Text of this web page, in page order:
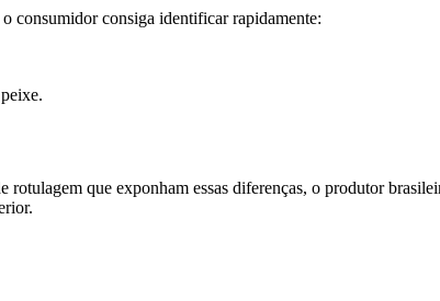
consumidor consiga identificar rapidamente:
rotulagem que exponham essas diferenças, o produtor